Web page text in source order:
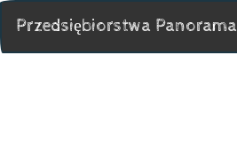
Przedsiębiorstwa Panorama